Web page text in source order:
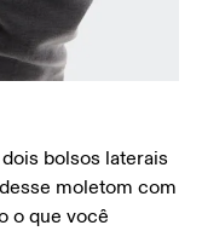
bolsos laterais
moletom com
o que você